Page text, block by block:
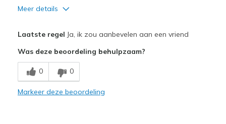
Meer details
Comfortable
Minpunten
loose fit rubs heel
Laatste regel Ja, ik zou aanbevelen aan een vriend
Was deze beoordeling behulpzaam?
0 0
Markeer deze beoordeling